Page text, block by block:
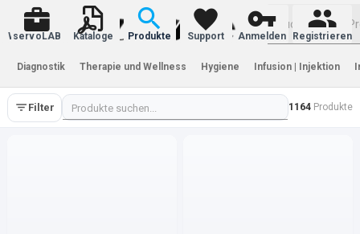
Warenkorb
servoLAB Kataloge Produkte Support Anmelden Registrieren
Diagnostik Therapie und Wellness Hygiene Infusion | Injektion
Filter 1164 Produkte